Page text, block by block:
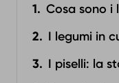
Cosa sono i
I legumi in
I piselli: la